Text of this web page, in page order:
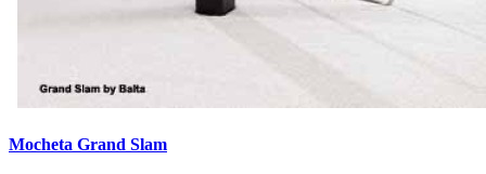
Mocheta Grand Slam